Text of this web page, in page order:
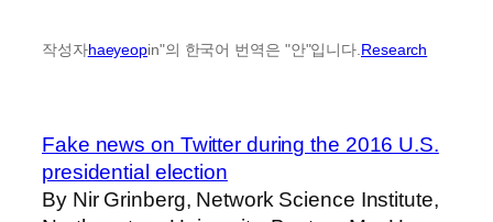
작성자haeyeopin"의 한국어 번역은 "안"입니다.Research
Fake news on Twitter during the 2016 U.S.
presidential election
By Nir Grinberg, Network Science Institute,